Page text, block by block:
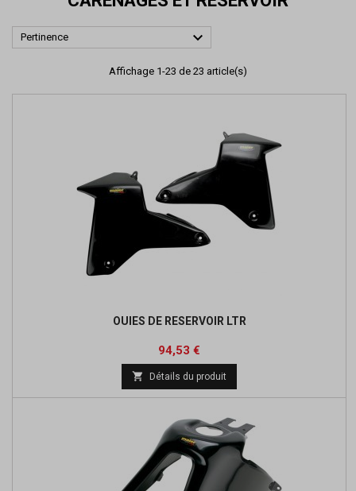
Pertinence 
Affichage 1-23 de 23 article(s)
OUIES DE RESERVOIR LTR
Prix
94,53 €
base
 Détails du produit